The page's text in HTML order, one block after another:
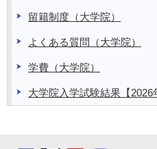
留籍制度（大学院）
よくある質問（大学院）
学費（大学院）
大学院入学試験結果【2026